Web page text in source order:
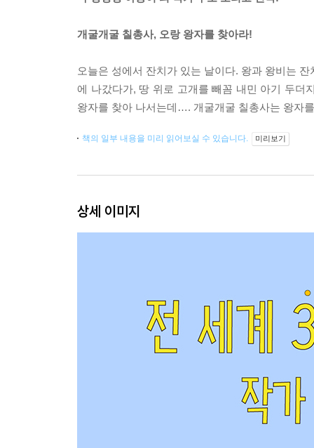
개굴개굴 칠총사, 오랑 왕자를 찾아라!
오늘은 성에서 잔치가 있는 날이다. 왕과 왕비는
에 나갔다가, 땅 위로 고개를 빼꼼 내민 아기 두더
왕자를 찾아 나서는데…. 개굴개굴 칠총사는 왕자
책의 일부 내용을 미리 읽어보실 수 있습니다. 미리보기
상세 이미지